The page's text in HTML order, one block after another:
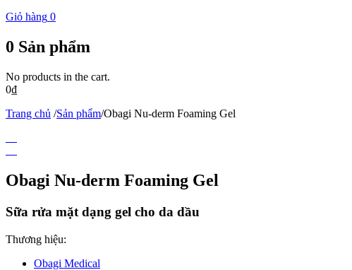
Giỏ hàng 0
0 Sản phẩm
No products in the cart.
0₫
Trang chủ /Sản phẩm/Obagi Nu-derm Foaming Gel
Obagi Nu-derm Foaming Gel
Sữa rửa mặt dạng gel cho da dầu
Thương hiệu:
Obagi Medical